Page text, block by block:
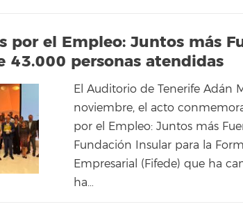
por el Empleo: Juntos más
43.000 personas atendidas
El Auditorio de Tenerife Adán
noviembre, el acto
por el Empleo: Juntos más
Fundación Insular para la
Empresarial (Fifede) que ha
ha…